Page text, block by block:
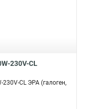
230V-CL
230V-CL ЭРА (галоген,